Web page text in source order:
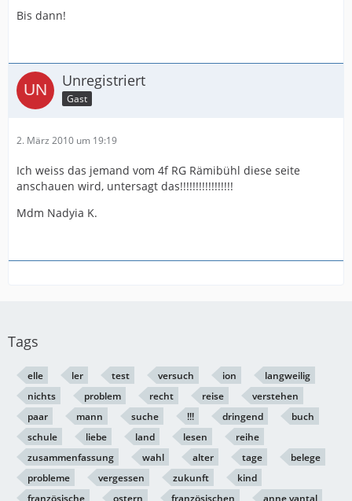
Bis dann!
Unregistriert
Gast
2. März 2010 um 19:19
Ich weiss das jemand vom 4f RG Rämibühl diese seite
anschauen wird, untersagt das!!!!!!!!!!!!!!!!!
Mdm Nadyia K.
Tags
elle ler test versuch ion
langweilig
nichts
problem recht reise
verstehen
paar
mann suche !!! dringend
buch
schule
liebe land lesen
reihe
zusammenfassung
wahl alter tage
belege
probleme
vergessen zukunft
kind
französische
ostern französischen anne vantal